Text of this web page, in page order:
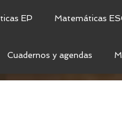
EP Matemáticas
Cuadernos y agendas
DETERMINERS